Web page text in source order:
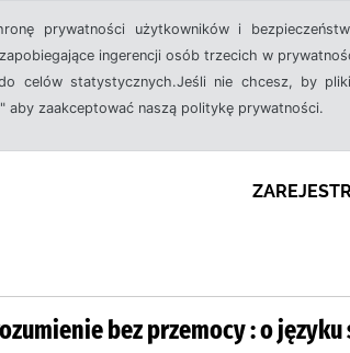
prywatności użytkowników i
ingerencji osób trzecich w
celów statystycznych.Jeśli nie chcesz, by
aby zaakceptować naszą politykę prywatności.
bez przemocy : o języku